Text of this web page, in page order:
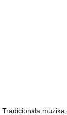
Tradicionālā mūzika,